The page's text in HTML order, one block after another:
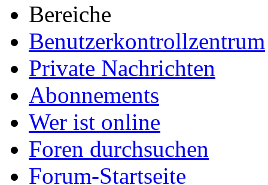
Bereiche
Benutzerkontrollzentrum
Private Nachrichten
Abonnements
Wer ist online
Foren durchsuchen
Forum-Startseite